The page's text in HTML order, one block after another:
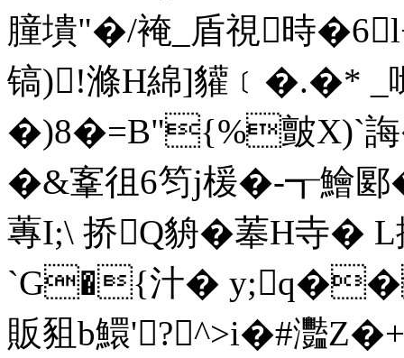
膧墤"�/裺_盾視時
镐)!滌H綿]貛﹝�.�* _
�)8�=B"{%皽X)`誨
�&鞌徂6笉j楥�-┱ 鱠郾
蓴I;\ 挢Q貈�菶H寺
`G�{汁�
販豠b鱞'?^>i�#灩